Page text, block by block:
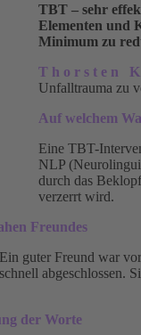
TBT – sehr
Elementen und
Minimum zu
T h o r s t e n K
Unfalltrauma zu
Auf welchem
Eine TBT-
NLP
durch das
verzerrt wird.
Freundes
guter Freund war
der Worte